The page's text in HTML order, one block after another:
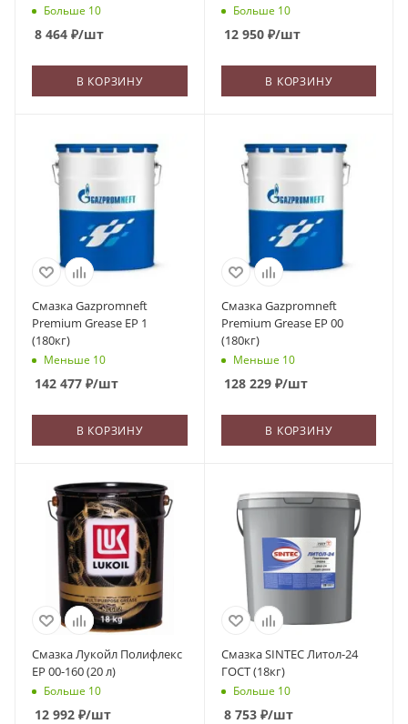
Больше 10
8 464 ₽/шт
В КОРЗИНУ
Больше 10
12 950₽/шт
В КОРЗИНУ
Смазка Gazpromneft
Premium Grease EP 1
(180кг)
Меньше 10
142 477 ₽/шт
В КОРЗИНУ
Смазка Gazpromneft
Premium Grease EP 00
(180кг)
Меньше 10
128 229₽/шт
В КОРЗИНУ
Смазка Лукойл Полифлекс
ЕР 00-160 (20 л)
Больше 10
12 992 ₽/шт
Смазка SINTEC Литол-24
ГОСТ (18кг)
Больше 10
8 753₽/шт